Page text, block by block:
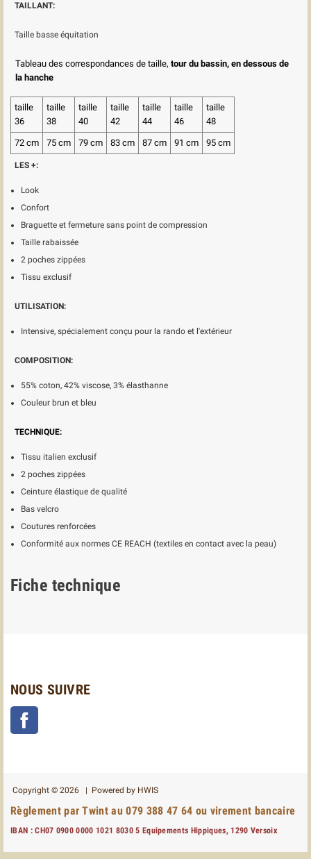
TAILLANT:
Taille basse équitation
Tableau des correspondances de taille, tour du bassin, en dessous de
la hanche
taille
36
taille
38
taille
40
taille
42
taille
44
taille
46
taille
48
72 cm 75 cm 79 cm 83 cm 87 cm 91 cm 95 cm
LES +:
Look
Confort
Braguette et fermeture sans point de compression
Taille rabaissée
2 poches zippées
Tissu exclusif
UTILISATION:
Intensive, spécialement conçu pour la rando et l'extérieur
COMPOSITION:
55% coton, 42% viscose, 3% élasthanne
Couleur brun et bleu
TECHNIQUE:
Tissu italien exclusif
2 poches zippées
Ceinture élastique de qualité
Bas velcro
Coutures renforcées
Conformité aux normes CE REACH (textiles en contact avec la peau)
Fiche technique
NOUS SUIVRE
Copyright © 2026 | Powered by HWIS
Règlement par Twint au 079 388 47 64 ou virement bancaire
IBAN : CH07 0900 0000 1021 8030 5 Equipements Hippiques, 1290 Versoix